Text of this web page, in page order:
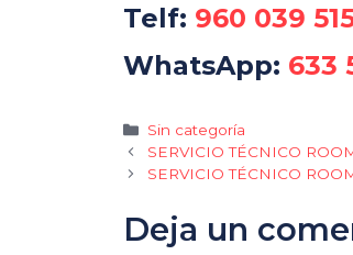
Telf: 960 039
WhatsApp: 633
Categorías
Sin categoría
SERVICIO TÉCNICO
SERVICIO TÉCNICO
Deja un